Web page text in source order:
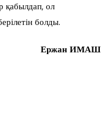
қабылдап, ол
болды.
Ержан ИМАШ